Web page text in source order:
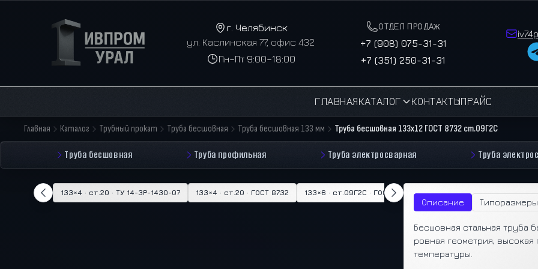
г. Челябинск
ул. Каслинская 77, офис 432
Пн–Пт 9:00–18:00
ОТДЕЛ ПРОДАЖ
+7 (908) 075-31-31
+7 (351) 250-31-31
ГЛАВНАЯКАТАЛОГ КОНТАКТЫПРАЙС
Главная Каталог Трубный прокат Труба бесшовная Труба бесшовная 133 мм Труба бесшовная 133x12 ГОСТ 8732 ст.09Г2С
Труба бесшовная Труба профильная Труба электросварная Труба
133×4 · ст.20 · ТУ 14-3Р-1430-07 133×4 · ст.20 · ГОСТ 8732 133×6 · ст.09Г2С · ГОСТ 8732 133×6 · ст.20 · ГОСТ 8732
Описание Типоразмеры
Бесшовная стальная труба
ровная геометрия, высокая
температуры.